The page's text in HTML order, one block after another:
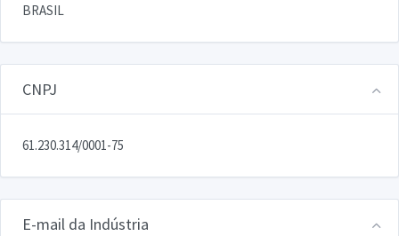
BRASIL
CNPJ
61.230.314/0001-75
E-mail da Indústria